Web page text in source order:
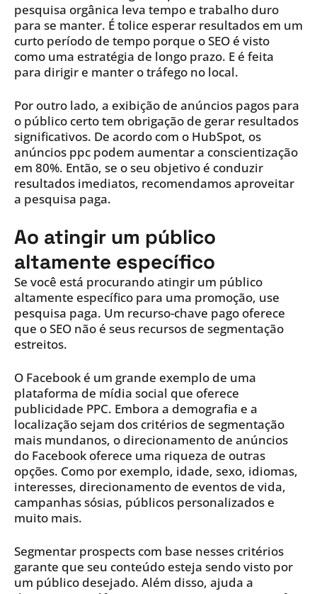
pesquisa orgânica leva tempo e trabalho duro
para se manter. É tolice esperar resultados em um
curto período de tempo porque o SEO é visto
como uma estratégia de longo prazo. E é feita
para dirigir e manter o tráfego no local.
Por outro lado, a exibição de anúncios pagos para
o público certo tem obrigação de gerar resultados
significativos. De acordo com o HubSpot, os
anúncios ppc podem aumentar a conscientização
em 80%. Então, se o seu objetivo é conduzir
resultados imediatos, recomendamos aproveitar
a pesquisa paga.
Ao atingir um público
altamente específico
Se você está procurando atingir um público
altamente específico para uma promoção, use
pesquisa paga. Um recurso-chave pago oferece
que o SEO não é seus recursos de segmentação
estreitos.
O Facebook é um grande exemplo de uma
plataforma de mídia social que oferece
publicidade PPC. Embora a demografia e a
localização sejam dos critérios de segmentação
mais mundanos, o direcionamento de anúncios
do Facebook oferece uma riqueza de outras
opções. Como por exemplo, idade, sexo, idiomas,
interesses, direcionamento de eventos de vida,
campanhas sósias, públicos personalizados e
muito mais.
Segmentar prospects com base nesses critérios
garante que seu conteúdo esteja sendo visto por
um público desejado. Além disso, ajuda a